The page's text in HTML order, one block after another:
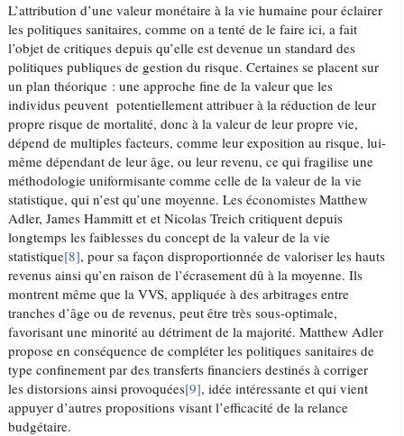
L’attribution d’une valeur monétaire à la vie humaine pour éclairer
les politiques sanitaires, comme on a tenté de le faire ici, a fait
l’objet de critiques depuis qu’elle est devenue un standard des
politiques publiques de gestion du risque. Certaines se placent sur
un plan théorique : une approche fine de la valeur que les
individus peuvent potentiellement attribuer à la réduction de leur
propre risque de mortalité, donc à la valeur de leur propre vie,
dépend de multiples facteurs, comme leur exposition au risque, lui-
même dépendant de leur âge, ou leur revenu, ce qui fragilise une
méthodologie uniformisante comme celle de la valeur de la vie
statistique, qui n’est qu’une moyenne. Les économistes Matthew
Adler, James Hammitt et et Nicolas Treich critiquent depuis
longtemps les faiblesses du concept de la valeur de la vie
statistique[8], pour sa façon disproportionnée de valoriser les hauts
revenus ainsi qu’en raison de l’écrasement dû à la moyenne. Ils
montrent même que la VVS, appliquée à des arbitrages entre
tranches d’âge ou de revenus, peut être très sous-optimale,
favorisant une minorité au détriment de la majorité. Matthew Adler
propose en conséquence de compléter les politiques sanitaires de
type confinement par des transferts financiers destinés à corriger
les distorsions ainsi provoquées[9], idée intéressante et qui vient
appuyer d’autres propositions visant l’efficacité de la relance
budgétaire.